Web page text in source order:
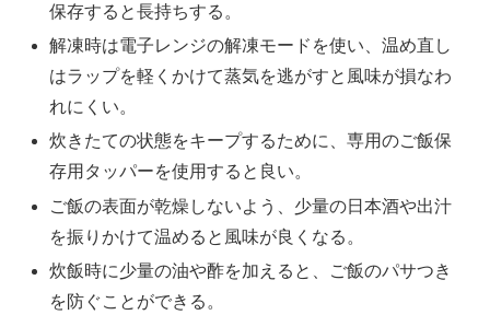
保存すると長持ちする。
解凍時は電子レンジの解凍モードを使い、温め直し
はラップを軽くかけて蒸気を逃がすと風味が損なわ
れにくい。
炊きたての状態をキープするために、専用のご飯保
存用タッパーを使用すると良い。
ご飯の表面が乾燥しないよう、少量の日本酒や出汁
を振りかけて温めると風味が良くなる。
炊飯時に少量の油や酢を加えると、ご飯のパサつき
を防ぐことができる。